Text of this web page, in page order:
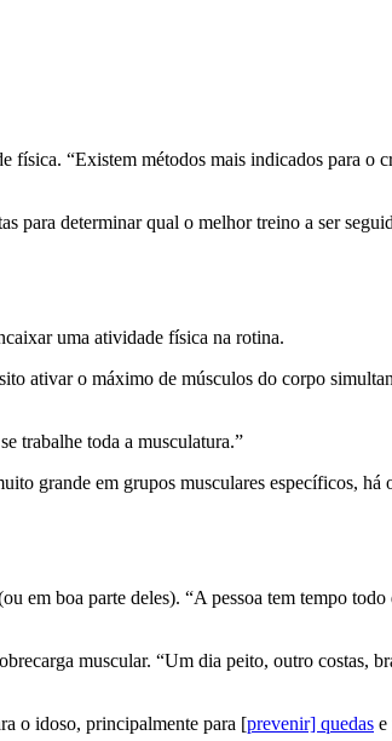
física. “Existem métodos mais indicados para o
para determinar qual o melhor treino a ser
uma atividade física na rotina.
ativar o máximo de músculos do corpo
trabalhe toda a musculatura.”
grande em grupos musculares específicos, há
em boa parte deles). “A pessoa tem tempo
muscular. “Um dia peito, outro costas,
o idoso, principalmente para [prevenir] quedas e